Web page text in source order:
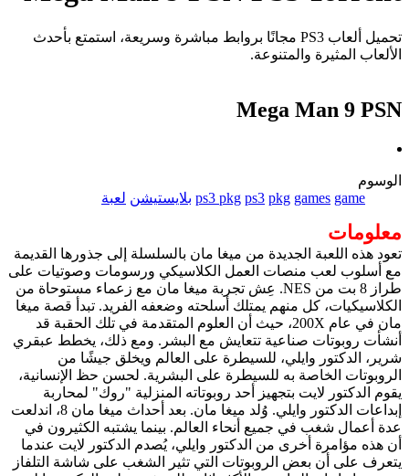
تحميل ألعاب PS3 مجانًا بروابط مباشرة وسريعة، استمتع بأحدث
الألعاب المثيرة والمتنوعة.
Mega Man 9 PSN
الوسوم
game
games
pkg
ps3
ps3 pkg بلايستيشن لعبة
معلومات
تعود هذه اللعبة الجديدة من ميغا مان بالسلسلة إلى جذورها القديمة
مع أسلوب لعب منصات العمل الكلاسيكي ورسومات وصوتيات على
طراز 8 بت من NES. عِش تجربة ميغا مان مع زعماء مستوحاة من
الكلاسيكيات، كل منهم يمتلك أسلحته وضعفه الفريد. تبدأ قصة ميغا
مان في عام 200X، حيث أن العلوم المتقدمة في تلك الحقبة قد
أنشأت روبوتات صناعية تتعايش مع البشر. ومع ذلك، يخطط عبقري
شرير، الدكتور وايلي، للسيطرة على العالم ويخلق جيشًا من
الروبوتات الخاصة به للسيطرة على البشرية. لحسن حظ الإنسانية،
يقوم الدكتور لايت بتجهيز أحد روبوتاته المنزلية "روك" لمحاربة
إبداعات الدكتور وايلي. وُلد ميغا مان. بعد أحداث ميغا مان 8، اندلعت
عدة أعمال شغب في جميع أنحاء العالم. بينما يشتبه الكثيرون في
أن هذه مؤامرة أخرى من الدكتور وايلي، يُصدم الدكتور لايت عندما
يتعرف على أن بعض الروبوتات التي تثير الشغب على شاشة التلفاز